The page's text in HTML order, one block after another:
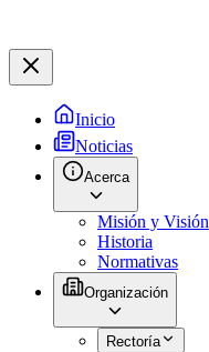
Inicio
Noticias
Acerca
Misión y Visión
Historia
Normativas
Organización
Rectoría